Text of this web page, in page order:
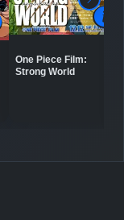
One Piece Film:
Strong World